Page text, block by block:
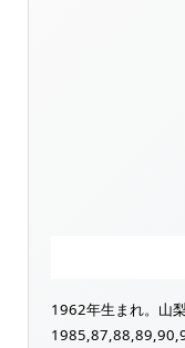
1962年生まれ。山